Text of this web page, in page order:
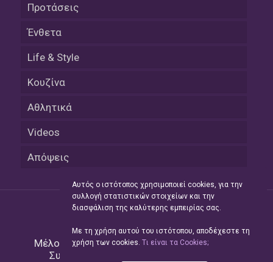
Προτάσεις
Ένθετα
Life & Style
Κουζίνα
Αθλητικά
Videos
Απόψεις
Μέλος του Δικτύου τηςHellas Press Media
Συντήρηση και Ανάπτυξη
Αυτός ο ιστότοπος χρησιμοποιεί cookies, για την
συλλογή στατιστικών στοιχείων και την
διασφάλιση της καλύτερης εμπειρίας σας.
Με τη χρήση αυτού του ιστότοπου, αποδέχεστε τη
χρήση των cookies. Tι είναι τα Cookies;